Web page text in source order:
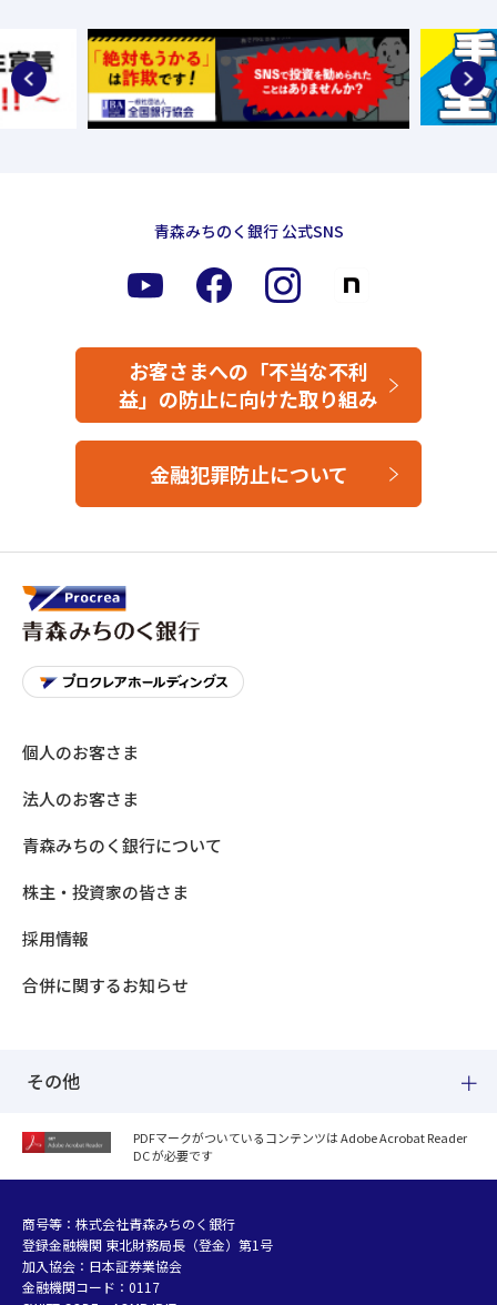
便利なサービス一覧
クレジット一体型キャッシュカード 青森みち
のくVISAカード
クレジット一体型キャッシュカード Michinok
自動振込サービス
青森みちのく デジタル通帳
スマホ決済サービスへの即時口座振替サービス
デビットカードサービス「J-Debit（ジェイデ
ビット）」
税金等の口座振替手続における印鑑レス取引の
外国送金事前登録サービス
年金自動受取りサービス
年金受取予約サービス
青森みちのく銀行 公式SNS
お客さまへの「不当な不利
益」の防止に向けた取り組み
金融犯罪防止について
個人のお客さま
法人のお客さま
青森みちのく銀行について
株主・投資家の皆さま
採用情報
合併に関するお知らせ
その他
紛失した場合
個人データおよび法人情報に関するグループ共同利用について
マネー・ローンダリング等及び金融犯罪の防止について
販売勧誘方針
PDFマークがついているコンテンツは Adobe Acrobat Reader
DC が必要です
商号等：株式会社青森みちのく銀行
登録金融機関 東北財務局長（登金）第1号
加入協会：日本証券業協会
金融機関コード：0117